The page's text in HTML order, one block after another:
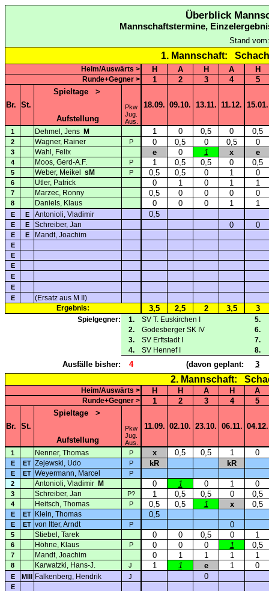
Überblick
Mannschaftstermine,
Stand vom:
1. Mannschaft:
Heim/Auswärts > H A H A H
Runde+Gegner > 1 2 3 4 5
Br. St.
Spieltage >
Aufstellung
Pkw
Jug.
Aus.
18.09. 09.10. 13.11. 11.12. 15.01.
1 Dehmel, Jens M 1 0 0,5 0 0,5
2 Wagner, Rainer P 0 0,5 0 0,5 0
3 Wahl, Felix e 0 1 x e
4 Moos, Gerd-A.F. P 1 0,5 0,5 0 0,5
5 Weber, Meikel sM P 0,5 0,5 0 1 0
6 Utler, Patrick 0 1 0 1 1
7 Marzec, Ronny 0,5 0 0 0 0
8 Daniels, Klaus 0 0 0 1 1
E E Antonioli, Vladimir 0,5
E E Schreiber, Jan 0 0
E E Mandt, Joachim
E
E
E
E
E
E
(Ersatz aus M II)
Ergebnis:
3,5 2,5 2 3,5 3
Spielgegner: 1. SV T. Euskirchen I
5.
2.
Godesberger SK IV
6.
3.
SV Erftstadt I
7.
4.
SV Hennef I 8.
Ausfälle bisher: 4 (davon geplant: 3
2. Mannschaft:
Heim/Auswärts > H H A H A
Runde+Gegner > 1 2 3 4 5
Br. St.
Spieltage >
Aufstellung
Pkw
Jug.
Aus.
11.09. 02.10. 23.10. 06.11. 04.12.
1 Nenner, Thomas P x 0,5 0,5 1 0
E ET Zejewski, Udo P kR kR
E ET Weyermann, Marcel
P
2
Antonioli, Vladimir M 0 1 0 1 0
3 Schreiber, Jan P? 1 0,5 0,5 0 0,5
4 Heitsch, Thomas P 0,5 0,5 1 x 0,5
E ET Klein, Thomas 0,5
E ET von Itter, Arndt P 0
5 Stiebel, Tarek 0 0 0,5 0 1
6 Höhne, Klaus P 0 0 0 1 0,5
7 Mandt, Joachim 0 1 1 1 1
8 Karwatzki, Hans-J. J 1 1 e 1 0
E MIII Falkenberg, Hendrik J 0
E